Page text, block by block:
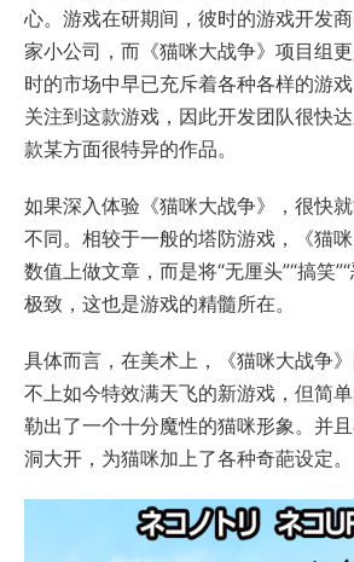
心。游戏在研期间，彼时的游戏开发
家小公司，而《猫咪大战争》项目组
时的市场中早已充斥着各种各样的游
关注到这款游戏，因此开发团队很快
款某方面很特异的作品。
如果深入体验《猫咪大战争》，很快
不同。相较于一般的塔防游戏，《猫
数值上做文章，而是将“无厘头”“搞笑
极致，这也是游戏的精髓所在。
具体而言，在美术上，《猫咪大战争
不上如今特效满天飞的新游戏，但简
勒出了一个十分魔性的猫咪形象。并
洞大开，为猫咪加上了各种奇葩设定。